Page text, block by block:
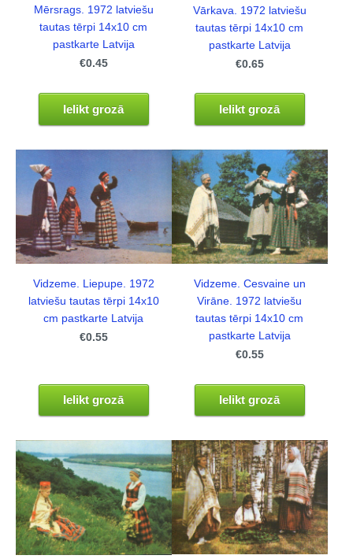
Mērsrags. 1972 latviešu
tautas tērpi 14x10 cm
pastkarte Latvija
€0.45
Ielikt grozā
Vārkava. 1972 latviešu
tautas tērpi 14x10 cm
pastkarte Latvija
€0.65
Ielikt grozā
Vidzeme. Liepupe. 1972
latviešu tautas tērpi 14x10
cm pastkarte Latvija
€0.55
Ielikt grozā
Vidzeme. Cesvaine un
Virāne. 1972 latviešu
tautas tērpi 14x10 cm
pastkarte Latvija
€0.55
Ielikt grozā